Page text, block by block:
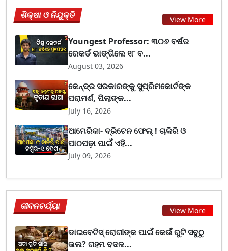
ଶିକ୍ଷା ଓ ନିଯୁକ୍ତି View More
Youngest Professor: ୩୦୬ ବର୍ଷର
ରେକର୍ଡ ଭାଙ୍ଗିଲେ ୧୮ ବ...
August 03, 2026
କେନ୍ଦ୍ର ସରକାରଙ୍କୁ ସୁପ୍ରିମକୋର୍ଟଙ୍କ
ପରାମର୍ଶ, ପିଲାଙ୍କ...
July 16, 2026
ଆମେରିକା- ବ୍ରିଟେନ ଫେଲ୍ ! ଚାକିରି ଓ
ପାଠପଢ଼ା ପାଇଁ ଏହି...
July 09, 2026
ଜୀବନଚର୍ଯ୍ୟା View More
ଡାଇବେଟିସ୍ ରୋଗୀଙ୍କ ପାଇଁ କେଉଁ ରୁଟି ସବୁଠୁ
ଭଲ? ଗହମ ବଦଳ...